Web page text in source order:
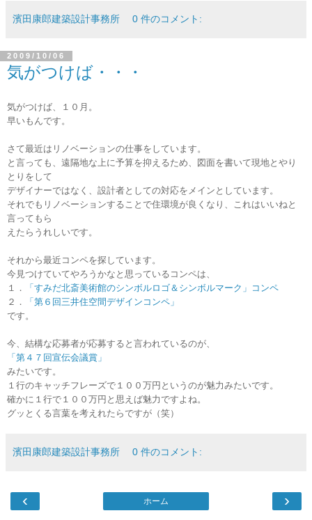
濱田康郎建築設計事務所 0 件のコメント:
2009/10/06
気がつけば・・・
気がつけば、１０月。
早いもんです。
さて最近はリノベーションの仕事をしています。
と言っても、遠隔地な上に予算を抑えるため、図面を書いて現地とやり
とりをして
デザイナーではなく、設計者としての対応をメインとしています。
それでもリノベーションすることで住環境が良くなり、これはいいねと
言ってもら
えたらうれしいです。
それから最近コンペを探しています。
今見つけていてやろうかなと思っているコンペは、
１．
「すみだ北斎美術館のシンボルロゴ＆シンボルマーク」コンペ
２．
「第６回三井住空間デザインコンペ」
です。
今、結構な応募者が応募すると言われているのが、
「第４７回宣伝会議賞」
みたいです。
１行のキャッチフレーズで１００万円というのが魅力みたいです。
確かに１行で１００万円と思えば魅力ですよね。
グッとくる言葉を考えれたらですが（笑）
濱田康郎建築設計事務所 0 件のコメント:
‹ ›
ホーム